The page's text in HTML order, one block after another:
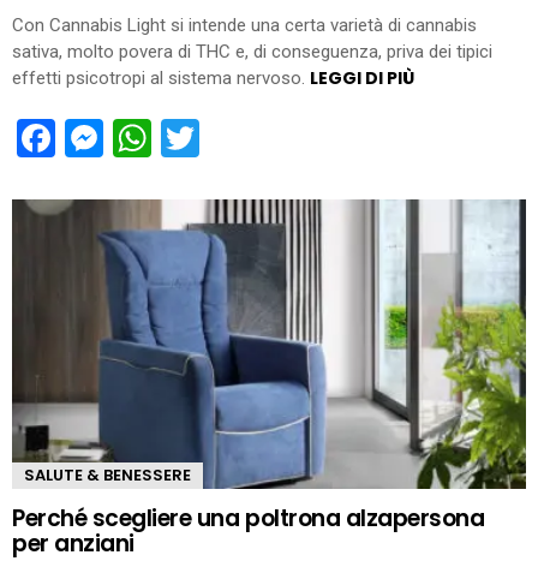
Con Cannabis Light si intende una certa varietà di cannabis
sativa, molto povera di THC e, di conseguenza, priva dei tipici
effetti psicotropi al sistema nervoso. LEGGI DI PIÙ
Facebook
Messenger
WhatsApp
SALUTE & BENESSERE
Perché scegliere una poltrona alzapersona
per anziani